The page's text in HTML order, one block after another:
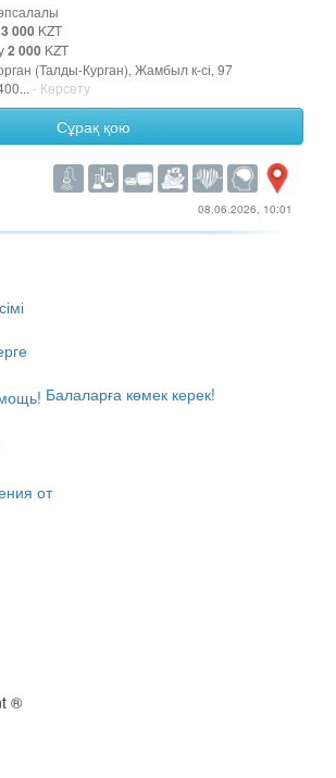
3 000 KZT
2 000 KZT
(Талды-Курган), Жамбыл к-сі, 97
- Көрсету
Сұрақ қою
08.06.2026, 10:01
Балаларға көмек керек!
от
®